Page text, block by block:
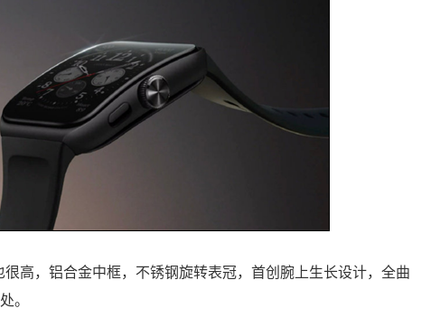
高，铝合金中框，不锈钢旋转表冠，首创腕上生长设计，全曲
。